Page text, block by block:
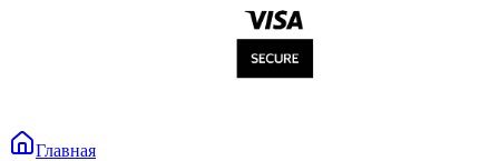
Главная